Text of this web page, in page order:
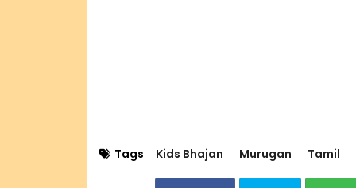
Tags Kids Bhajan Murugan Tamil